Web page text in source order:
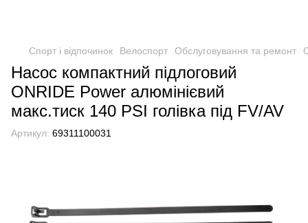
Спорт і відпочинок Велоспорт Обслуговування та ремонт
Насос компактний підлоговий
ONRIDE Power алюмінієвий
макс.тиск 140 PSI голівка під FV/AV
Артикул: 69311100031